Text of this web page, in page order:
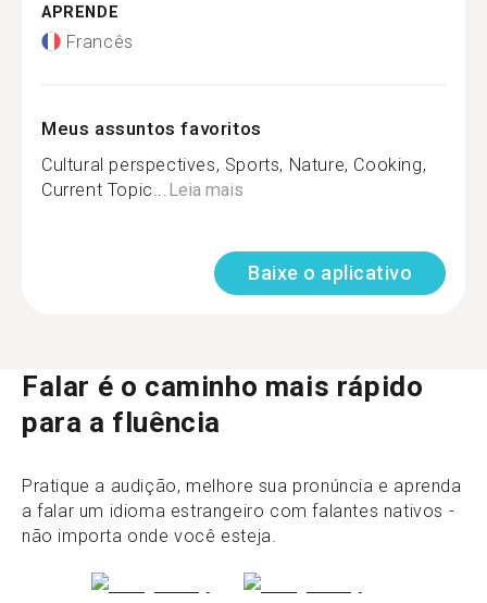
APRENDE
Francês
Meus assuntos favoritos
Cultural perspectives, Sports, Nature, Cooking,
Current Topic... Leia mais
Baixe o aplicativo
Falar é o caminho mais rápido
para a fluência
Pratique a audição, melhore sua pronúncia e aprenda
a falar um idioma estrangeiro com falantes nativos -
não importa onde você esteja.